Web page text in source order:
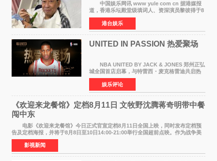
中国娱乐网讯 www yule com cn 据港媒报
道，香港乐坛殿堂级填词人、资深演员黎彼得于8
月5日上午因病离世，终年76岁。好友钟志光透
露，黎彼得今年3月中风后便卧床休养，身体机能
持续衰退，最
港台娱乐
UNITED IN PASSION 热爱聚场
NBA UNITED BY JACK & JONES 郑州正弘
城全国首店启幕，与特雷西・麦克格雷迪共启热
爱 2026 年7 月21 日，
NBAUNITEDBYJACK&JONES 全国首店，于郑
州正弘城正式启幕。NBA 传奇球星
娱乐评论
《欢迎来龙餐馆》定档8月11日 文牧野沈腾蒋奇明带中餐
闯中东
电影《欢迎来龙餐馆》今日正式官宣定档8月11日全国上映，同时发布定档预
告及定档海报，并将于8月8日至10日14:00-21:00举行全国超前点映。作为战争美
食大片，影片讲述的是中国厨师徐福（沈腾
影视新闻